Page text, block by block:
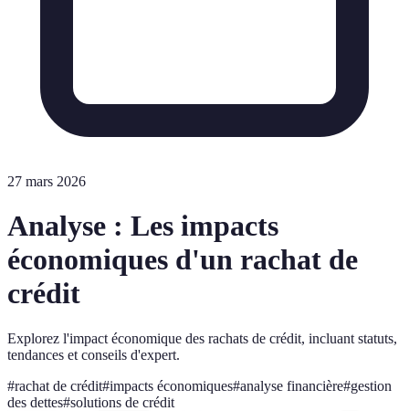
27 mars 2026
Analyse : Les impacts
économiques d'un rachat de
crédit
Explorez l'impact économique des rachats de crédit, incluant statuts,
tendances et conseils d'expert.
#rachat de crédit#impacts économiques#analyse financière#gestion
des dettes#solutions de crédit